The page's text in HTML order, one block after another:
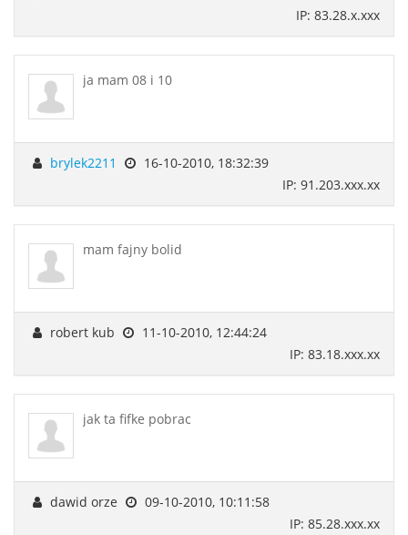
IP: 83.28.x.xxx
ja mam 08 i 10
brylek2211
16-10-2010, 18:32:39
IP: 91.203.xxx.xx
mam fajny bolid
robert kub
11-10-2010, 12:44:24
IP: 83.18.xxx.xx
jak ta fifke pobrac
dawid orze
09-10-2010, 10:11:58
IP: 85.28.xxx.xx